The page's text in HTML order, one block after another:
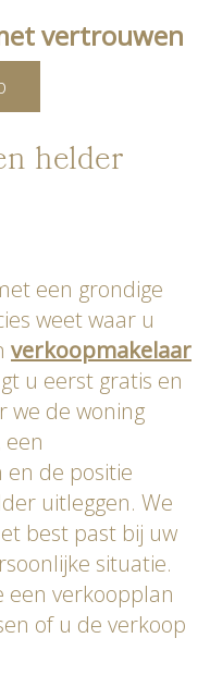
vertrouwen
helder
een grondige
weet waar u
verkoopmakelaar
u eerst gratis en
we de woning
en de positie
uitleggen. We
best past bij uw
situatie.
een verkoopplan
of u de verkoop